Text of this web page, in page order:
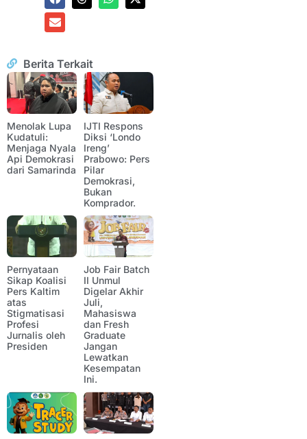
Berita Terkait
Menolak Lupa
Kudatuli:
Menjaga Nyala
Api Demokrasi
dari Samarinda
IJTI Respons
Diksi ‘Londo
Ireng’
Prabowo: Pers
Pilar
Demokrasi,
Bukan
Komprador.
Pernyataan
Sikap Koalisi
Pers Kaltim
atas
Stigmatisasi
Profesi
Jurnalis oleh
Presiden
Job Fair Batch
II Unmul
Digelar Akhir
Juli,
Mahasiswa
dan Fresh
Graduate
Jangan
Lewatkan
Kesempatan
Ini.